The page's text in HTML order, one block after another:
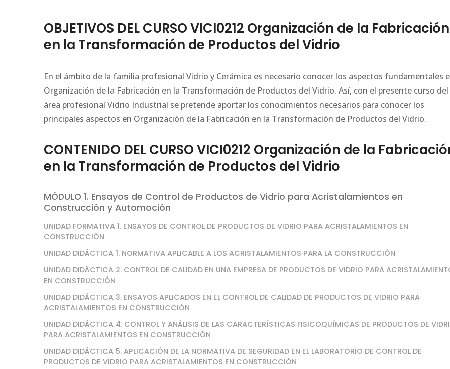
OBJETIVOS DEL CURSO VICI0212 Organización de la Fabricación
en la Transformación de Productos del Vidrio
En el ámbito de la familia profesional Vidrio y Cerámica es necesario conocer los aspectos fundamentales
Organización de la Fabricación en la Transformación de Productos del Vidrio. Así, con el presente curso del
área profesional Vidrio Industrial se pretende aportar los conocimientos necesarios para conocer los
principales aspectos en Organización de la Fabricación en la Transformación de Productos del Vidrio.
CONTENIDO DEL CURSO VICI0212 Organización de la
en la Transformación de Productos del Vidrio
MÓDULO 1. Ensayos de Control de Productos de Vidrio para Acristalamientos en
Construcción y Automoción
UNIDAD FORMATIVA 1. ENSAYOS DE CONTROL DE PRODUCTOS DE VIDRIO PARA ACRISTALAMIENTOS EN
CONSTRUCCIÓN
UNIDAD DIDÁCTICA 1. NORMATIVA APLICABLE A LOS ACRISTALAMIENTOS PARA LA CONSTRUCCIÓN
UNIDAD DIDÁCTICA 2. CONTROL DE CALIDAD EN UNA EMPRESA DE PRODUCTOS DE VIDRIO PARA
EN CONSTRUCCIÓN
UNIDAD DIDÁCTICA 3. ENSAYOS APLICADOS EN EL CONTROL DE CALIDAD DE PRODUCTOS DE VIDRIO PARA
ACRISTALAMIENTOS EN CONSTRUCCIÓN
UNIDAD DIDÁCTICA 4. CONTROL Y ANÁLISIS DE LAS CARACTERÍSTICAS FISICOQUÍMICAS DE PRODUCTOS DE
PARA ACRISTALAMIENTOS EN CONSTRUCCIÓN
UNIDAD DIDÁCTICA 5. APLICACIÓN DE LA NORMATIVA DE SEGURIDAD EN EL LABORATORIO DE CONTROL DE
PRODUCTOS DE VIDRIO PARA ACRISTALAMIENTOS EN CONSTRUCCIÓN